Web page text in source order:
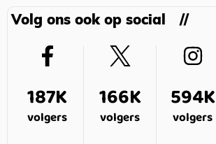
Volg ons ook op social
187K
volgers
166K
volgers
594K
volgers